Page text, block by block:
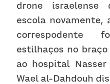
drone israelense
escola novamente,
correspodente
estilhaços no
ao hospital
Wael al-Dahdouh